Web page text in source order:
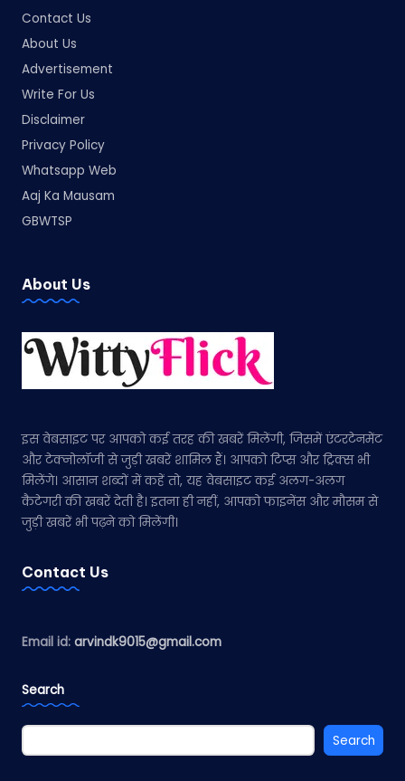
Contact Us
About Us
Advertisement
Write For Us
Disclaimer
Privacy Policy
Whatsapp Web
Aaj Ka Mausam
GBWTSP
About Us
इस वेबसाइट पर आपको कई तरह की खबरें मिलेंगी, जिसमें एंटरटेनमेंट
और टेक्नोलॉजी से जुड़ी खबरें शामिल हैं। आपको टिप्स और ट्रिक्स भी
मिलेंगे। आसान शब्दों में कहें तो, यह वेबसाइट कई अलग-अलग
कैटेगरी की खबरें देती है। इतना ही नहीं, आपको फाइनेंस और मौसम से
जुड़ी खबरें भी पढ़ने को मिलेंगी।
Contact Us
Email id: arvindk9015@gmail.com
Search
Search